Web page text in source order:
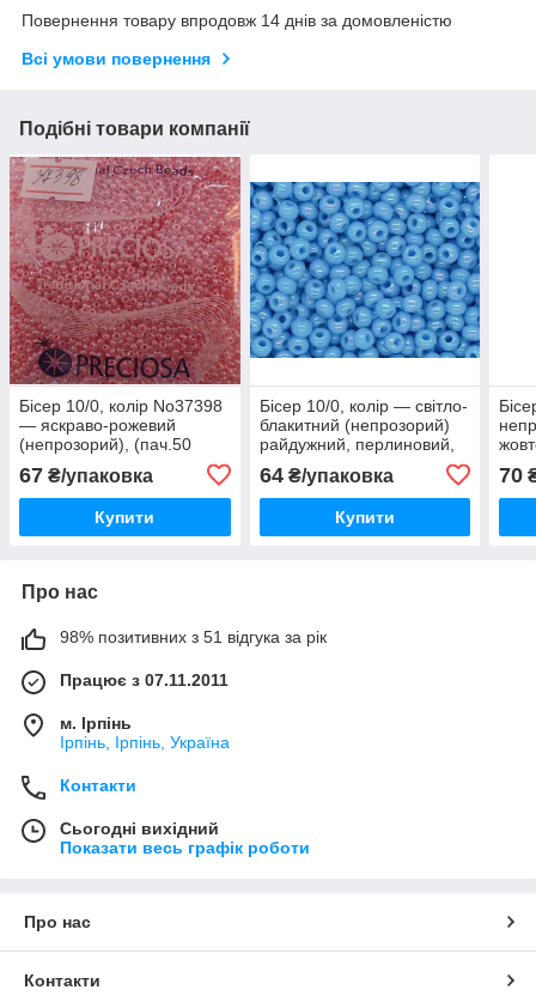
Повернення товару впродовж 14 днів за домовленістю
Всі умови повернення
Подібні товари компанії
Бісер 10/0, колір No37398
— яскраво-рожевий
(непрозорий), (пач.50
67 ₴/упаковка
Купити
Бісер 10/0, колір — світло-
блакитний (непрозорий)
райдужний, перлиновий,
No64020 (пач.50 грамів)
64₴/упаковка
Купити
70
Про нас
98% позитивних з 51 відгука за рік
Працює з 07.11.2011
м. Ірпінь
Ірпінь, Ірпінь, Україна
Контакти
Сьогодні вихідний
Показати весь графік роботи
Про нас
Контакти